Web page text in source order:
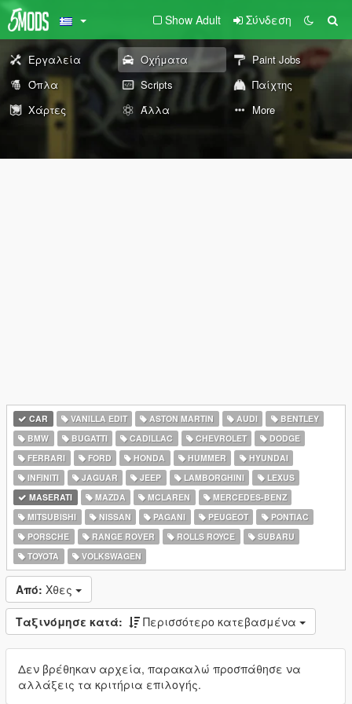
Show Adult Σύνδεση
Εργαλεία Οχήματα
Paint Jobs
Όπλα
Scripts
Παίχτης
Χάρτες
Άλλα More
CAR VANILLA EDIT ASTON MARTIN AUDI
BENTLEY
BMW
BUGATTI CADILLAC CHEVROLET
DODGE
FERRARI
FORD HONDA HUMMER
HYUNDAI
INFINITI
JAGUAR JEEP LAMBORGHINI
LEXUS
MASERATI
MAZDA MCLAREN
MERCEDES-BENZ
MITSUBISHI
NISSAN PAGANI PEUGEOT
PONTIAC
PORSCHE
RANGE ROVER ROLLS ROYCE
SUBARU
TOYOTA
VOLKSWAGEN
Από: Χθες
Ταξινόμησε κατά: Περισσότερο κατεβασμένα
Δεν βρέθηκαν αρχεία, παρακαλώ προσπάθησε να
αλλάξεις τα κριτήρια επιλογής.